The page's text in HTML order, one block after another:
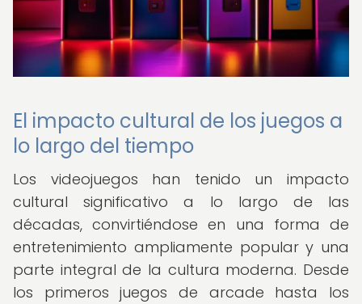
El impacto cultural de los juegos a
lo largo del tiempo
Los videojuegos han tenido un impacto
cultural significativo a lo largo de las
décadas, convirtiéndose en una forma de
entretenimiento ampliamente popular y una
parte integral de la cultura moderna. Desde
los primeros juegos de arcade hasta los